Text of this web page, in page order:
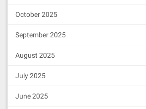
October 2025
September 2025
August 2025
July 2025
June 2025